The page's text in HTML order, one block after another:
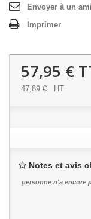
Envoyer à un ami
Imprimer
57,95 €
47,89 € HT
Notes et avis
personne n'a encore